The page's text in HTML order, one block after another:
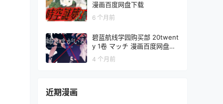
漫画百度网盘下载
6 个月前
碧蓝航线学园购买部 20twent
y 1卷 マッチ 漫画百度网盘下
4 个月前
近期漫画